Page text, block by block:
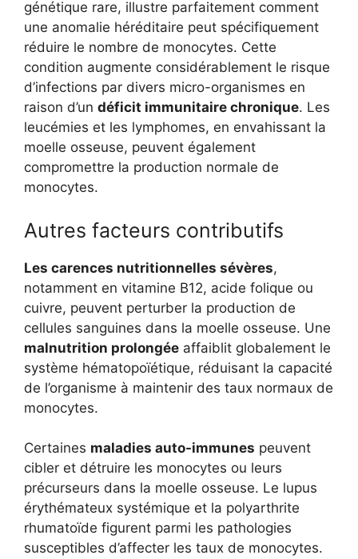
génétique rare, illustre parfaitement comment
une anomalie héréditaire peut spécifiquement
réduire le nombre de monocytes. Cette
condition augmente considérablement le risque
d’infections par divers micro-organismes en
raison d’un déficit immunitaire chronique. Les
leucémies et les lymphomes, en envahissant la
moelle osseuse, peuvent également
compromettre la production normale de
monocytes.
Autres facteurs contributifs
Les carences nutritionnelles sévères,
notamment en vitamine B12, acide folique ou
cuivre, peuvent perturber la production de
cellules sanguines dans la moelle osseuse. Une
malnutrition prolongée affaiblit globalement le
système hématopoïétique, réduisant la capacité
de l’organisme à maintenir des taux normaux de
monocytes.
Certaines maladies auto-immunes peuvent
cibler et détruire les monocytes ou leurs
précurseurs dans la moelle osseuse. Le lupus
érythémateux systémique et la polyarthrite
rhumatoïde figurent parmi les pathologies
susceptibles d’affecter les taux de monocytes.